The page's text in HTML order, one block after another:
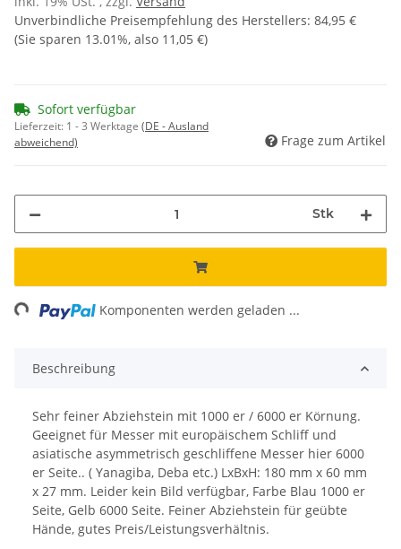
Unverbindliche Preisempfehlung des Herstellers: 84,95 €
(Sie sparen 13.01%, also 11,05 €)
Sofort verfügbar
Lieferzeit: 1 - 3 Werktage (DE - Ausland
abweichend)
Frage zum Artikel
Stk
Komponenten werden geladen ...
Beschreibung
Sehr feiner Abziehstein mit 1000 er / 6000 er Körnung.
Geeignet für Messer mit europäischem Schliff und
asiatische asymmetrisch geschliffene Messer hier 6000
er Seite.. ( Yanagiba, Deba etc.) LxBxH: 180 mm x 60 mm
x 27 mm. Leider kein Bild verfügbar, Farbe Blau 1000 er
Seite, Gelb 6000 Seite. Feiner Abziehstein für geübte
Hände, gutes Preis/Leistungsverhältnis.